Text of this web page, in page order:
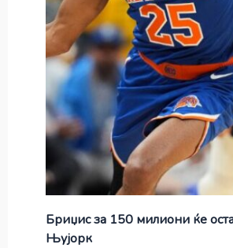
Бриџис за 150 милиони ќе
Њујорк